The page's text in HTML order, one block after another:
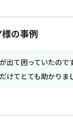
の事例
出て困っていたので
けてとても助かりま